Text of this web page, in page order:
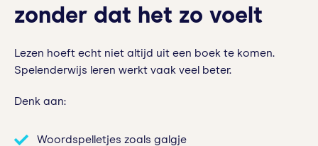
zonder dat het zo voelt
Lezen hoeft echt niet altijd uit een boek te komen.
Spelenderwijs leren werkt vaak veel beter.
Denk aan:
Woordspelletjes zoals galgje